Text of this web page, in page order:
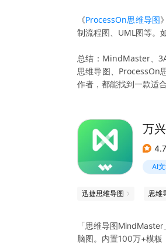
《ProcessOn思维导图
制流程图、UML图等。
总结：MindMaster、
思维导图、ProcessOn
作者，都能找到一款适
万
4.7
AI
迅捷思维导图 思维
「思维导图
脑图。内置100万+模板